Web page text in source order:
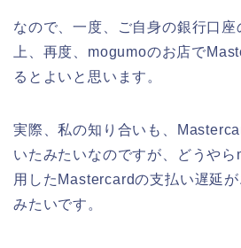
なので、一度、ご自身の銀行口
上、再度、mogumoのお店で
るとよいと思います。
実際、私の知り合いも、
いたみたいなのですが、どうやら
用したMastercardの支払い遅延
みたいです。